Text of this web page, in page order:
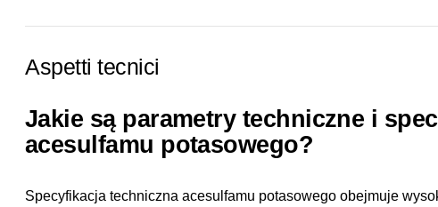
Aspetti tecnici
Jakie są parametry techniczne i
acesulfamu potasowego?
Specyfikacja techniczna acesulfamu potasowego obejmuje